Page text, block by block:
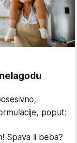
poput:
Spava li beba?